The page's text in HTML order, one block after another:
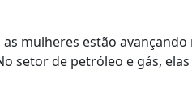
mulheres estão
setor de petróleo e gás,